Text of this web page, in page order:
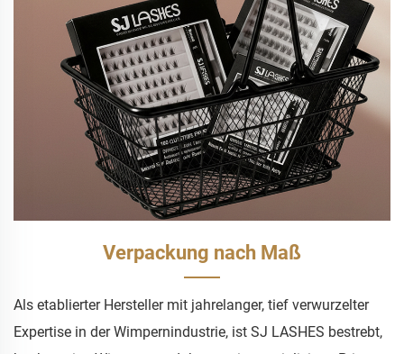
Verpackung nach Maß
Als etablierter Hersteller mit jahrelanger, tief verwurzelter
Expertise in der Wimpernindustrie, ist SJ LASHES bestrebt,